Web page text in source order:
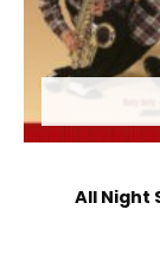
All Night